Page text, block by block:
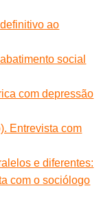
ao
social
com depressão
Entrevista com
e diferentes:
com o sociólogo